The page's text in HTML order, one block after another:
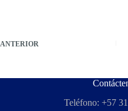
ANTERIOR
Teléfono: +57